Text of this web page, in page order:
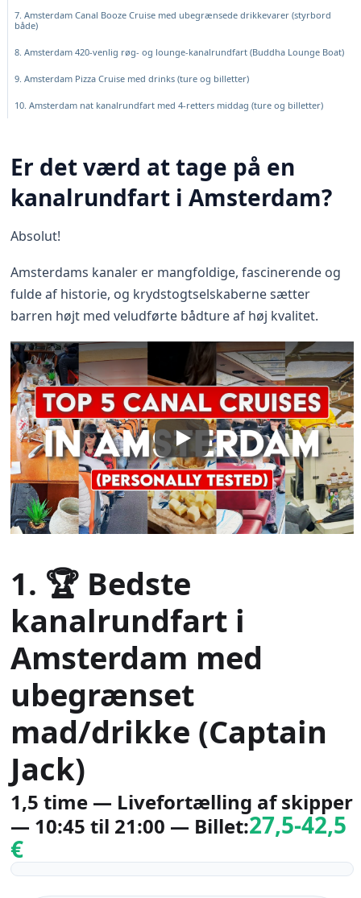
7. Amsterdam Canal Booze Cruise med ubegrænsede drikkevarer (styrbord
både)
8. Amsterdam 420-venlig røg- og lounge-kanalrundfart (Buddha Lounge Boat)
9. Amsterdam Pizza Cruise med drinks (ture og billetter)
10. Amsterdam nat kanalrundfart med 4-retters middag (ture og billetter)
Er det værd at tage på en
kanalrundfart i Amsterdam?
Absolut!
Amsterdams kanaler er mangfoldige, fascinerende og
fulde af historie, og krydstogtselskaberne sætter
barren højt med veludførte bådture af høj kvalitet.
1. 🏆 Bedste
kanalrundfart i
Amsterdam med
ubegrænset
mad/drikke (Captain
Jack)
1,5 time — Livefortælling af skipper
— 10:45 til 21:00 — Billet:27,5-42,5
€